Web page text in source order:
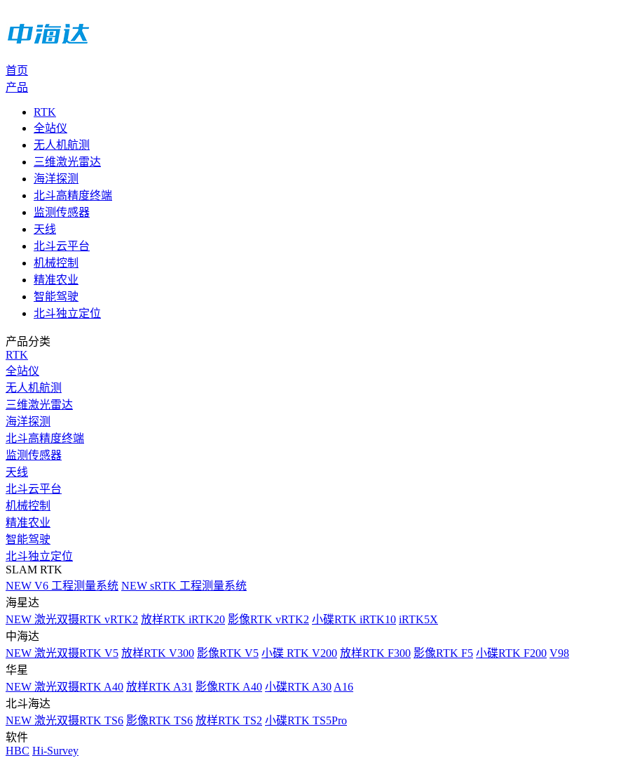
首页
产品
RTK
全站仪
无人机航测
三维激光雷达
海洋探测
北斗高精度终端
监测传感器
天线
北斗云平台
机械控制
精准农业
智能驾驶
北斗独立定位
产品分类
RTK
全站仪
无人机航测
三维激光雷达
海洋探测
北斗高精度终端
监测传感器
天线
北斗云平台
机械控制
精准农业
智能驾驶
北斗独立定位
SLAM RTK
NEW V6 工程测量系统 NEW sRTK 工程测量系统
海星达
NEW 激光双摄RTK vRTK2 放样RTK iRTK20 影像RTK vRTK2 小碟RTK iRTK10 iRTK5X
中海达
NEW 激光双摄RTK V5 放样RTK V300 影像RTK V5 小碟 RTK V200 放样RTK F300 影像RTK F5 小碟RTK F200 V98
华星
NEW 激光双摄RTK A40 放样RTK A31 影像RTK A40 小碟RTK A30 A16
北斗海达
NEW 激光双摄RTK TS6 影像RTK TS6 放样RTK TS2 小碟RTK TS5Pro
软件
HBC Hi-Survey